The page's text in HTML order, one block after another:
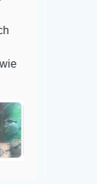
super Zustand.